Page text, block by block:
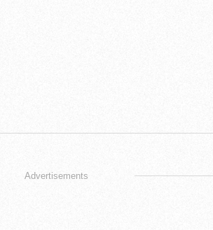
Advertisements